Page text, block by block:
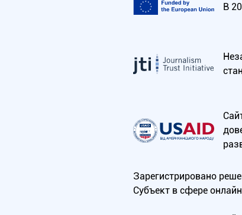
В
Зарегистрировано
Субъект в сфере